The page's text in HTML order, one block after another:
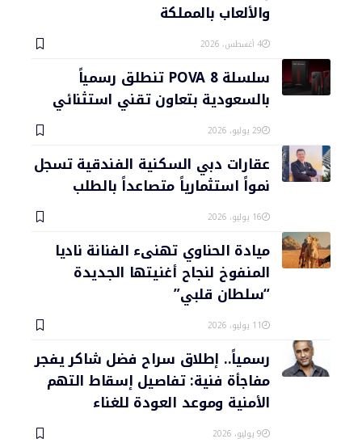
والألعاب بالمملكة
4 أغسطس، 2026
سلسلة POVA 8 تنطلق رسمياً
بالسعودية بتعاون تقني استثنائي
29 يوليو، 2026
عقارات دبي السكنية الفندقية تسجل
نمواً استثمارياً متصاعداً بالطلب
16 يوليو، 2026
ميادة الحناوي تهنىء الفنانة ناديا
المنفوخ لنجاح أغنيتها الجديدة
“سلطان قلبي”
11 يوليو، 2026
رسمياً.. إطلاق سراح فضل شاكر يفجر
مفاجأة فنية: تفاصيل إسقاط التهم
الأمنية وموعد العودة للغناء
9 يوليو، 2026